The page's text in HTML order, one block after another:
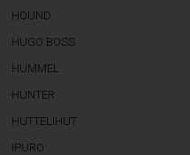
HOUND
HUGO BOSS
HUMMEL
HUNTER
HUTTELIHUT
IPURO